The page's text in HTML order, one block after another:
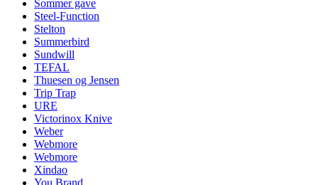
Sommer gave
Steel-Function
Stelton
Summerbird
Sundwill
TEFAL
Thuesen og Jensen
Trip Trap
URE
Victorinox Knive
Weber
Webmore
Webmore
Xindao
You Brand